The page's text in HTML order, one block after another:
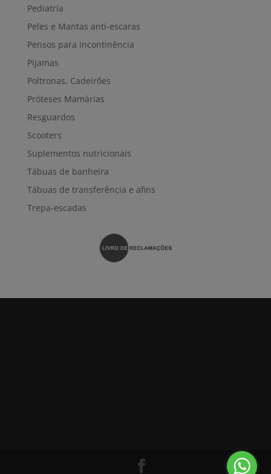
Pediatria
Peles e Mantas anti-escaras
Pensos para incontinência
Pijamas
Poltronas, Cadeirões
Próteses Mamárias
Resguardos
Scooters
Suplementos nutricionais
Tábuas de banheira
Tábuas de transferência e afins
Trepa-escadas